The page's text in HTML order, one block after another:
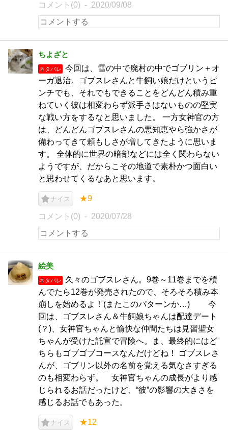
コメント(0) 2020/09/08
ちよざと
ネタバレ
今回は、雪の中で廃村の中でゴブリン＋オ
ーガ退治。ゴブスレさんと牛飼い娘だけというピ
ンチでも、それでもできることをどんどん積み重
ねていく彼は相変わらず派手さはないものの堅実
な戦い方をするなと思いました。 一方女神官の方
は、どんどんゴブスレさんの悪知恵やら強かさが
備わってきて頼もしさが増してきたように思いま
す。 全体的に世界の暗部などには全く関わらない
ようですが、だからこその地道で素朴かつ面白い
と思わせてくるなあと思います。
ナイス ★9
コメント(0) 2020/07/28
絵美
ネタバレ
久々のゴブスレさん。9巻～11巻までを積
んでたら12巻が発売されたので、そろそろ積み本
崩しを始めるよ！(またこのパターンか…) 今
回は、ゴブスレさん＆牛飼娘ちゃんは配達デート
(？)、女神官ちゃんと愉快な仲間たちは見習聖女
ちゃんが受けた託宣で冒険へ。ま、最終的にはど
ちらもゴブゴブコースなんだけどね！ ゴブスレさ
んが、ゴブリン以外の名前を覚える気なさすぎる
のも相変わらず。 女神官ちゃんの成長がより感
じられるお話だったけど、“彼”の影響の大きさを
感じるお話でもあった。
ナイス ★12